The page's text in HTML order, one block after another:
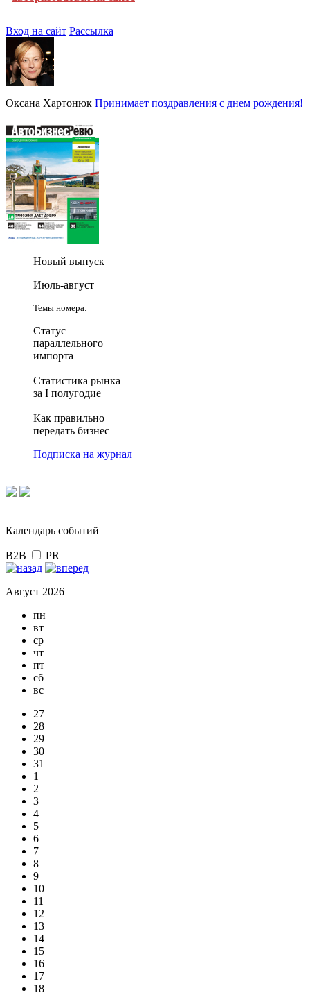
Вход на сайт Рассылка
Оксана Хартонюк Принимает поздравления с днем рождения!
Новый выпуск
Июль-август
Темы номера:
Статус
параллельного
импорта
Статистика рынка
за I полугодие
Как правильно
передать бизнес
Подписка на журнал
Календарь событий
B2B PR
Август 2026
пн
вт
ср
чт
пт
сб
вс
27
28
29
30
31
1
2
3
4
5
6
7
8
9
10
11
12
13
14
15
16
17
18